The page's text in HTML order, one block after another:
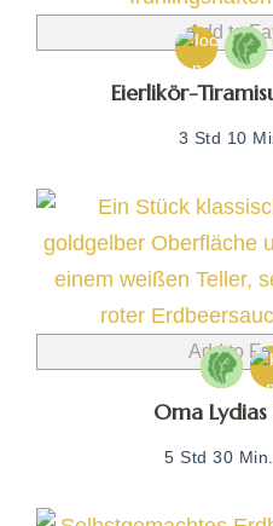
Add to
Eierlikör-
3 Std 10
Add to
Oma
5 Std 30 Min.